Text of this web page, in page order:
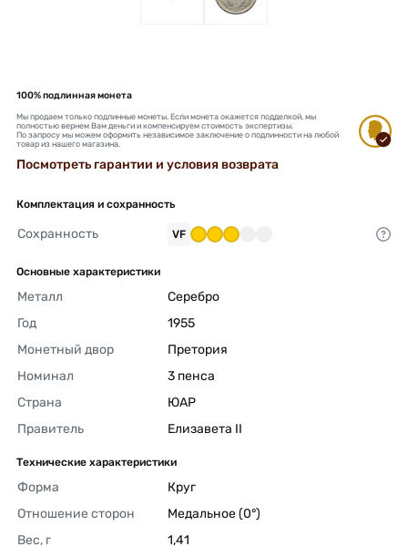
100% подлинная монета
Мы продаем только подлинные монеты. Если монета окажется подделкой, мы
полностью вернем Вам деньги и компенсируем стоимость экспертизы.
По запросу мы можем оформить независимое заключение о подлинности на любой
товар из нашего магазина.
Посмотреть гарантии и условия возврата
Комплектация и сохранность
Сохранность VF
Основные характеристики
Металл
Серебро
Год
1955
Монетный двор
Претория
Номинал
3 пенса
Страна
ЮАР
Правитель
Елизавета II
Технические характеристики
Форма
Круг
Отношение сторон
Медальное (0°)
Вес, г
1,41